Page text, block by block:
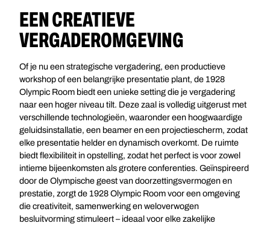
EEN CREATIEVE
VERGADEROMGEVING
Of je nu een strategische vergadering, een productieve
workshop of een belangrijke presentatie plant, de 1928
Olympic Room biedt een unieke setting die je vergadering
naar een hoger niveau tilt. Deze zaal is volledig uitgerust met
verschillende technologieën, waaronder een hoogwaardige
geluidsinstallatie, een beamer en een projectiescherm, zodat
elke presentatie helder en dynamisch overkomt. De ruimte
biedt flexibiliteit in opstelling, zodat het perfect is voor zowel
intieme bijeenkomsten als grotere conferenties. Geïnspireerd
door de Olympische geest van doorzettingsvermogen en
prestatie, zorgt de 1928 Olympic Room voor een omgeving
die creativiteit, samenwerking en weloverwogen
besluitvorming stimuleert – ideaal voor elke zakelijke